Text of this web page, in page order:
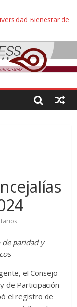
Bienestar de
reúnen con titular de
e
nuevo despojo de su
extracción ilegal de
de paridad y
el Consejo
de Participación
el registro de